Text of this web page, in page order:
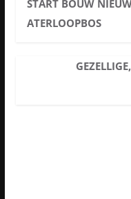
START BOUW
ATERLOOPBOS